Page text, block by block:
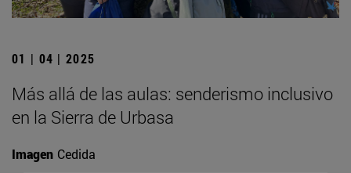
01 | 04 | 2025
Más allá de las aulas: senderismo inclusivo
en la Sierra de Urbasa
Imagen Cedida